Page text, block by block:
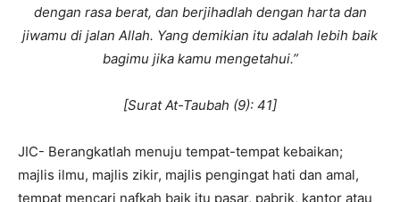
dengan rasa berat, dan berjihadlah dengan harta dan
jiwamu di jalan Allah. Yang demikian itu adalah lebih baik
bagimu jika kamu mengetahui.”
[Surat At-Taubah (9): 41]
JIC- Berangkatlah menuju tempat-tempat kebaikan;
majlis ilmu, majlis zikir, majlis pengingat hati dan amal,
tempat mencari nafkah baik itu pasar, pabrik, kantor atau